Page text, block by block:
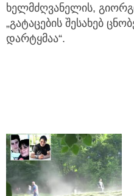
ხელმძღვანელის,
„გატაცების შესახებ
დარტყმაა“.